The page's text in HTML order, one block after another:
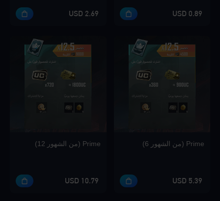
0.89 USD
2.69 USD
Prime (من الشهور 6)
5.39 USD
Prime (من الشهور 12)
10.79 USD